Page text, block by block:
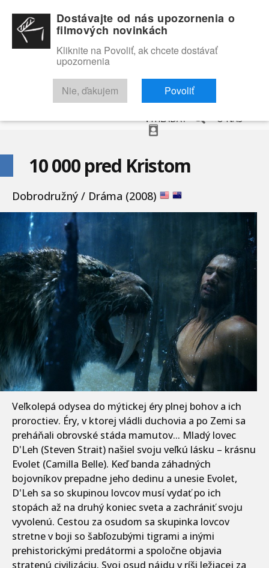
RECENZIE TRAILERY FILMOVÁ DATABÁZA
VYHĽADAŤ O NÁS
10 000 pred Kristom
Dobrodružný / Dráma (2008)
Veľkolepá odysea do mýtickej éry plnej bohov a ich
proroctiev. Éry, v ktorej vládli duchovia a po Zemi sa
preháňali obrovské stáda mamutov... Mladý lovec
D'Leh (Steven Strait) našiel svoju veľkú lásku – krásnu
Evolet (Camilla Belle). Keď banda záhadných
bojovníkov prepadne jeho dedinu a unesie Evolet,
D'Leh sa so skupinou lovcov musí vydať po ich
stopách až na druhý koniec sveta a zachrániť svoju
vyvolenú. Cestou za osudom sa skupinka lovcov
stretne v boji so šabľozubými tigrami a inými
prehistorickými predátormi a spoločne objavia
stratenú civilizáciu. Svoj osud nájdu v ríši ležiacej za
Dostávajte od nás upozornenia o
filmových novinkách
Kliknite na Povoliť, ak chcete dostávať
upozornenia
Nie, ďakujem Povoliť